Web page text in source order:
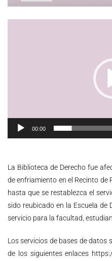
00:00
La Biblioteca de Derecho fue
de enfriamiento en el Recinto de
hasta que se restablezca el
sido reubicado en la Escuela de
servicio para la facultad,
Los servicios de bases de datos
de los siguientes enlaces